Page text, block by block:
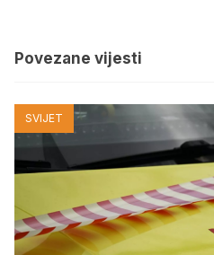
Povezane vijesti
SVIJET